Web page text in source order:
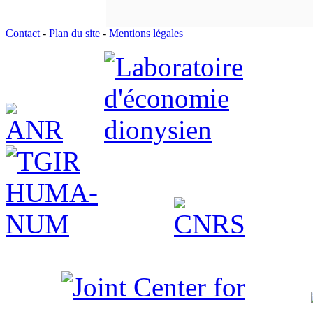
Contact - Plan du site - Mentions légales